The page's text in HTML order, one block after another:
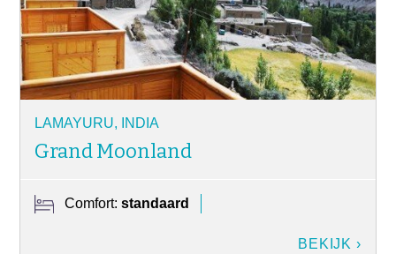
LAMAYURU, INDIA
Grand Moonland
Comfort:standaard
BEKIJK ›